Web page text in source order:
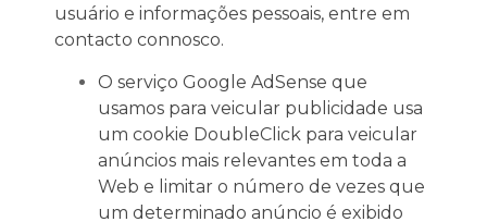
usuário e informações pessoais, entre em
contacto connosco.
O serviço Google AdSense que
usamos para veicular publicidade usa
um cookie DoubleClick para veicular
anúncios mais relevantes em toda a
Web e limitar o número de vezes que
um determinado anúncio é exibido